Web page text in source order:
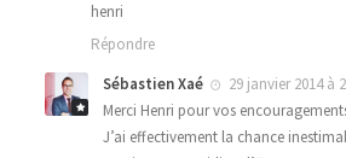
henri
Répondre
Sébastien Xaé
29 janvier 2014 à
Merci Henri pour vos
J’ai effectivement la chance